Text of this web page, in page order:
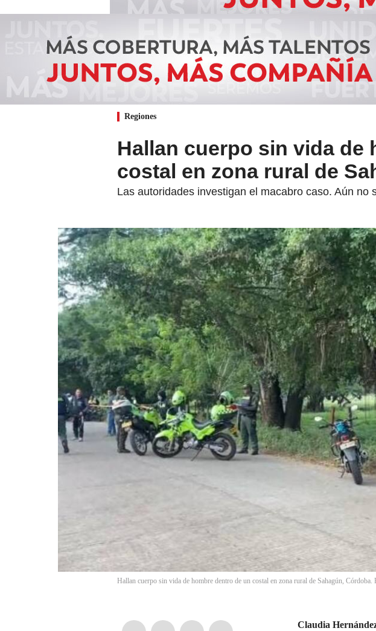
Regiones
Hallan cuerpo sin vida de
costal en zona rural de
Las autoridades investigan el macabro caso. Aún
Hallan cuerpo sin vida de hombre dentro de un costal en zona rural de Sahagún, Córdoba.
Claudia